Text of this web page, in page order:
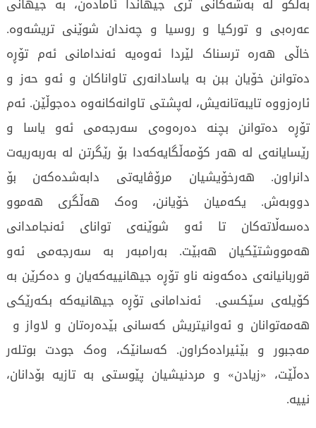
عەرەبی و تورکیا و روسیا و چەندان شوێنی تریشەوە.
خاڵی هەرە ترسناک لێردا ئەوەیە ئەندامانی ئەم تۆڕە
دەتوانن خۆیان ببن بە یاسادانەری تاواناکان و ئەو حەز و
ئارەزووە تایبەتانەیش، لەپشتی تاوانەکانەوە دەجوڵێن. ئەم
تۆڕە دەتوانن بچنە دەرەوەی سەرجەمی ئەو یاسا و
رێسایانەی لە هەر کۆمەڵگایەکەدا بۆ رێگرتن لە بەربەریەت
دانراون. هەرخۆیشیان مرۆڤایەتی دابەشدەکەن بۆ
دووبەش. یکەمیان خۆیانن، وەک هەڵگری هەموو
دەسەڵاتەکان تا ئەو شوێنەی توانای ئەنجامدانی
هەمووشتێکیان هەبێت. بەرامبەر بە سەرجەمی ئەو
قوربانیانەی دەکەونە ناو تۆڕە جیهانییەکەیان و دەکرێن بە
کۆیلەی سێکسی. ئەندامانی تۆڕە جیهانیەکە بکەرێکی
هەمەتوانان و ئەوانیتریش کەسانی بێدەرەتان و لاواز و
مەجبور و بێئیرادەکراون. کەسانێک، وەک جودت بوتلەر
دەڵێت، «زیادن» و مردنیشیان پێوستی بە تازیە بۆدانان،
نییە.